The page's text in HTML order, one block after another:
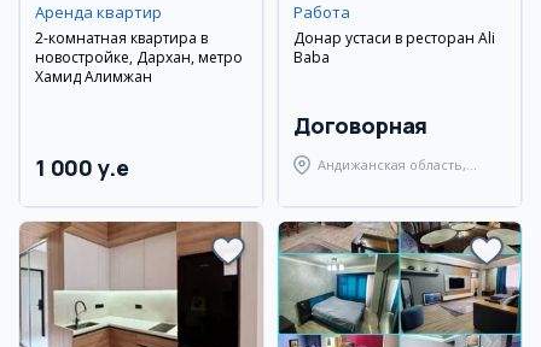
Аренда квартир
2-комнатная квартира в
новостройке, Дархан, метро
Хамид Алимжан
1 000 y.e
Работа
Донар устаси в ресторан Ali
Baba
Договорная
Андижанская область,